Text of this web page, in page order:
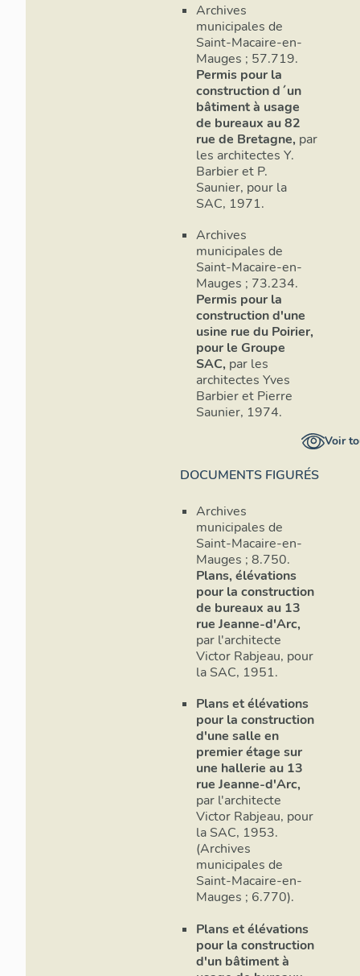
Archives
municipales de
Saint-Macaire-en-
Mauges ; 57.719.
Permis pour la
construction d´un
bâtiment à usage
de bureaux au 82
rue de Bretagne, par
les architectes Y.
Barbier et P.
Saunier, pour la
SAC, 1971.
Archives
municipales de
Saint-Macaire-en-
Mauges ; 73.234.
Permis pour la
construction d'une
usine rue du Poirier,
pour le Groupe
SAC, par les
architectes Yves
Barbier et Pierre
Saunier, 1974.
Voir
DOCUMENTS FIGURÉS
Archives
municipales de
Saint-Macaire-en-
Mauges ; 8.750.
Plans, élévations
pour la construction
de bureaux au 13
rue Jeanne-d'Arc,
par l'architecte
Victor Rabjeau, pour
la SAC, 1951.
Plans et élévations
pour la construction
d'une salle en
premier étage sur
une hallerie au 13
rue Jeanne-d'Arc,
par l'architecte
Victor Rabjeau, pour
la SAC, 1953.
(Archives
municipales de
Saint-Macaire-en-
Mauges ; 6.770).
Plans et élévations
pour la construction
d'un bâtiment à